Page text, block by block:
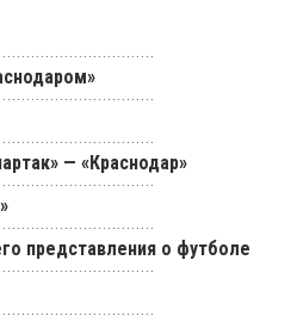
— «Краснодар»
представления о футболе